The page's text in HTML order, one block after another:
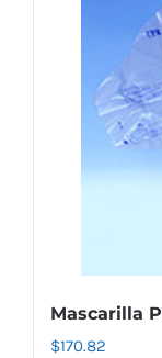
Mascarilla
$170.82